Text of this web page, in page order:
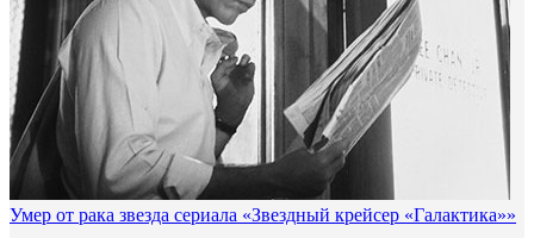
Умер от рака звезда сериала «Звездный крейсер «Галактика»»